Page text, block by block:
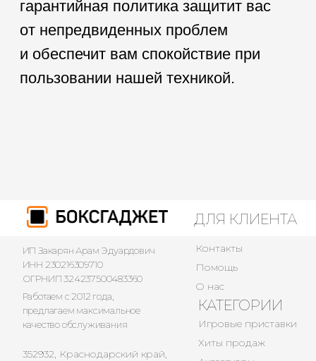
ОГРНИП 324237500483360
ИНН 230216309710
ИП Закарян Арам Эдуардович
Работаем с 2012 года,
предлагаем максимальное
качество обслуживания
КАТЕГОРИИ
ДЛЯ КЛИЕНТА
Хиты продаж
Игровые приставки
Помощь
Контакты
О нас
352932, Краснодарский край,